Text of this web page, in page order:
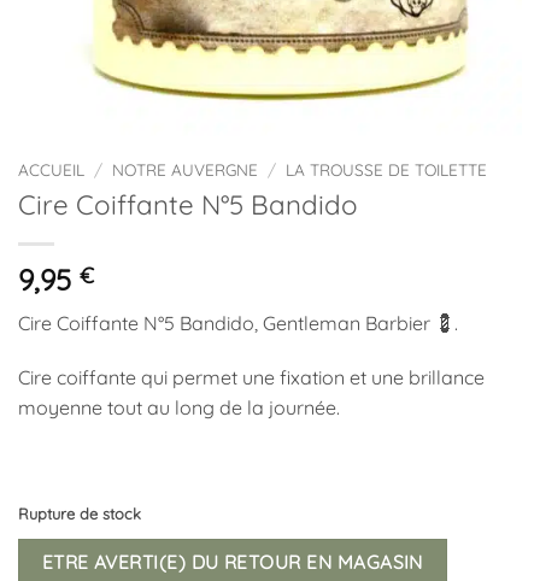
ACCUEIL / NOTRE AUVERGNE / LA TROUSSE DE TOILETTE
Cire Coiffante N°5 Bandido
9,95 €
Cire Coiffante N°5 Bandido, Gentleman Barbier 💈.
Cire coiffante qui permet une fixation et une brillance
moyenne tout au long de la journée.
Rupture de stock
ETRE AVERTI(E) DU RETOUR EN MAGASIN